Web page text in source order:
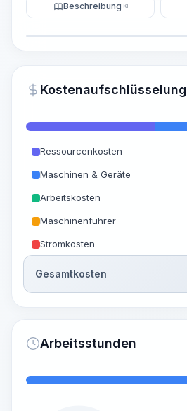
~15-30 Sek.
Beschreibung KI
Kostenaufschlüsselung
Ressourcenkosten
Maschinen & Geräte
Arbeitskosten
Maschinenführer
Stromkosten
Gesamtkosten
Arbeitsstunden